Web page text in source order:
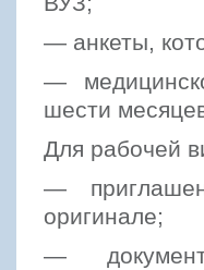
— анкеты,
—
шести
Для рабочей
—
оригинале;
—